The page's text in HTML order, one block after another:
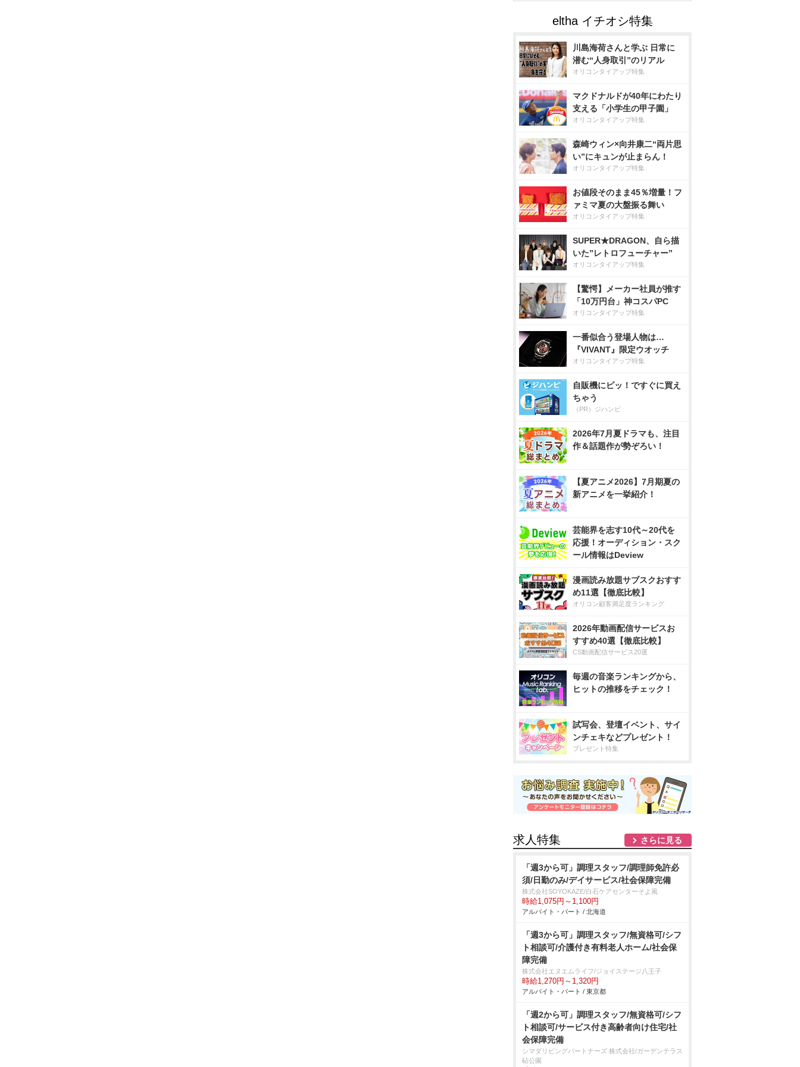
川島海荷さんと学ぶ 日常に
潜む“人身取引”のリアル
オリコンタイアップ特集
マクドナルドが40年にわたり
支える「小学生の甲子園」
オリコンタイアップ特集
森崎ウィン×向井康二“両片思
い”にキュンが止まらん！
オリコンタイアップ特集
お値段そのまま45％増量！フ
ァミマ夏の大盤振る舞い
オリコンタイアップ特集
SUPER★DRAGON、自ら描
いた”レトロフューチャー”
オリコンタイアップ特集
【驚愕】メーカー社員が推す
「10万円台」神コスパPC
オリコンタイアップ特集
一番似合う登場人物は…
『VIVANT』限定ウオッチ
オリコンタイアップ特集
自販機にピッ！ですぐに買え
ちゃう
（PR）ジハンピ
2026年7月夏ドラマも、注目
作＆話題作が勢ぞろい！
【夏アニメ2026】7月期夏の
新アニメを一挙紹介！
芸能界を志す10代～20代を
応援！オーディション・スク
ール情報はDeview
漫画読み放題サブスクおすす
め11選【徹底比較】
オリコン顧客満足度ランキング
2026年動画配信サービスお
すすめ40選【徹底比較】
CS動画配信サービス20選
毎週の音楽ランキングから、
ヒットの推移をチェック！
試写会、登壇イベント、サイ
ンチェキなどプレゼント！
プレゼント特集
求人特集 さらに見る
「週3から可」調理スタッフ/調理師免許必
須/日勤のみ/デイサービス/社会保障完備
株式会社SOYOKAZE/白石ケアセンターそよ風
時給1,075円～1,100円
アルバイト・パート / 北海道
「週3から可」調理スタッフ/無資格可/シフ
ト相談可/介護付き有料老人ホーム/社会保
障完備
株式会社エヌエムライフ/ジョイステージ八王子
時給1,270円～1,320円
アルバイト・パート / 東京都
「週2から可」調理スタッフ/無資格可/シフ
ト相談可/サービス付き高齢者向け住宅/社
会保障完備
シマダリビングパートナーズ 株式会社/ガーデンテラス
砧公園